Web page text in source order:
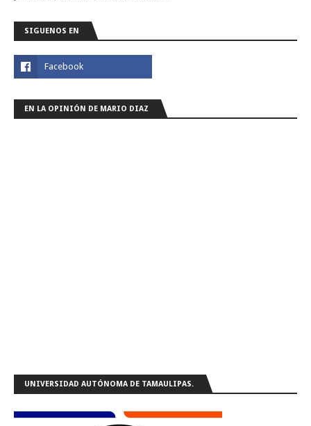
SIGUENOS EN
EN LA OPINIÓN DE MARIO DIAZ
UNIVERSIDAD AUTÓNOMA DE TAMAULIPAS.